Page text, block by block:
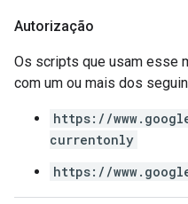
Autorização
Os scripts que usam esse
com um ou mais dos
https://
currentonly
https://